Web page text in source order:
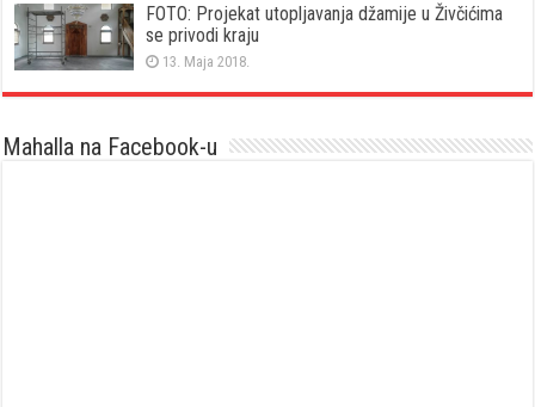
FOTO: Projekat utopljavanja džamije u Živčićima
se privodi kraju
13. Maja 2018.
Mahalla na Facebook-u